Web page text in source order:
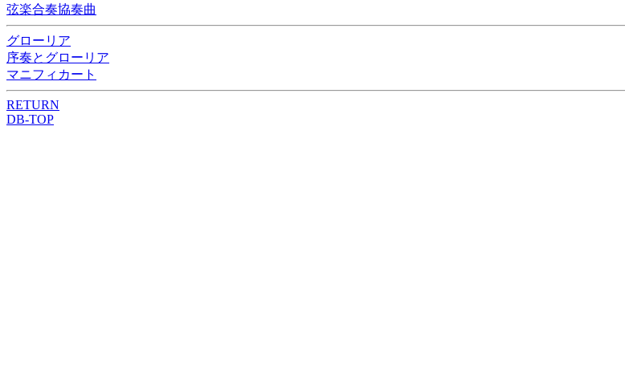
弦楽合奏協奏曲
グローリア
序奏とグローリア
マニフィカート
RETURN
DB-TOP